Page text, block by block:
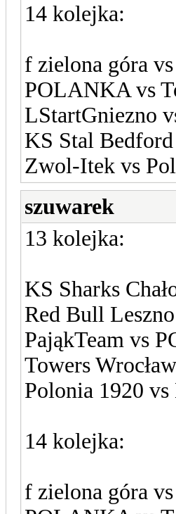
14 kolejka:
f zielona góra
POLANKA vs
LStartGniezno
KS Stal
Zwol-Itek vs
szuwarek
13 kolejka:
KS Sharks
Red Bull
PająkTeam vs
Towers
Polonia 1920
14 kolejka:
f zielona góra